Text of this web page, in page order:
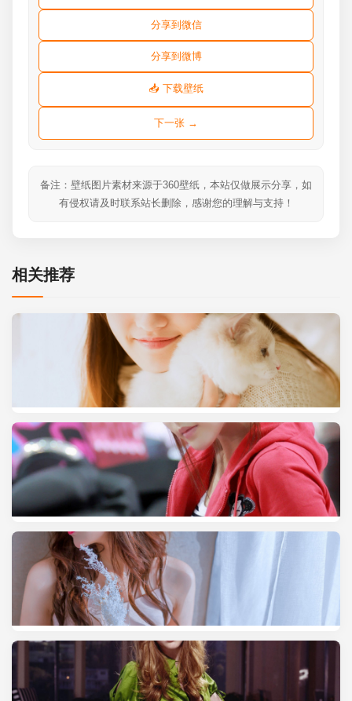
分享到微信
分享到微博
📥 下载壁纸
下一张 →
备注：壁纸图片素材来源于360壁纸，本站仅做展示分享，如
有侵权请及时联系站长删除，感谢您的理解与支持！
相关推荐